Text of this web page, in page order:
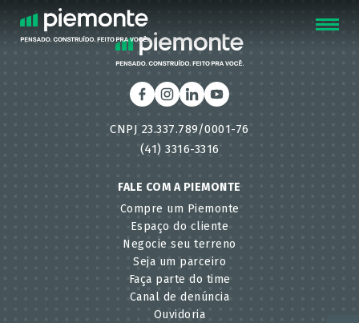
FECHAR
CNPJ 23.337.789/0001-76
(41) 3316-3316
FALE COM A PIEMONTE
Compre um Piemonte
Espaço do cliente
Negocie seu terreno
Seja um parceiro
Faça parte do time
Canal de denúncia
Ouvidoria